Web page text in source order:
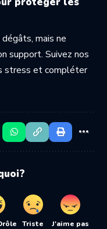
mais ne
support. Suivez nos
stress et compléter
Triste J'aime pas